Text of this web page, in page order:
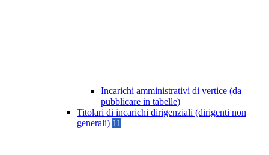
Incarichi amministrativi di vertice (da
pubblicare in tabelle)
Titolari di incarichi dirigenziali (dirigenti non
generali) 11